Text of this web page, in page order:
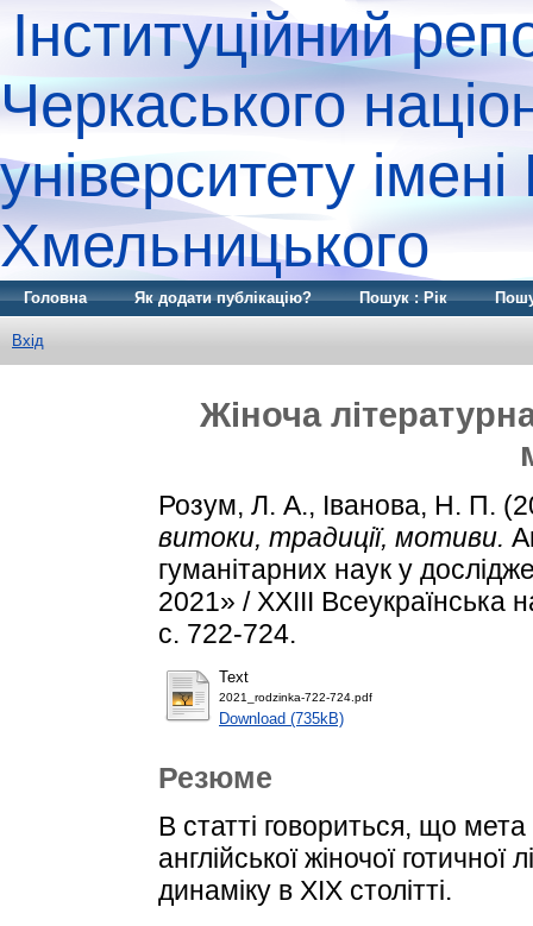
Інституційний
Черкаського
університету
Хмельницького
Головна Як додати публікацію? Пошук : Рік
Вхід
Жіноча
Розум, Л. А., Іванова, Н. П.
витоки, традиції, мотиви.
гуманітарних наук у
2021» / XXІIІ
с. 722-724.
Text
2021_rodzinkа-722-724.pdf
Download (735kB)
Резюме
В статті говориться, що
англійської жіночої готичної
динаміку в ХІХ столітті.